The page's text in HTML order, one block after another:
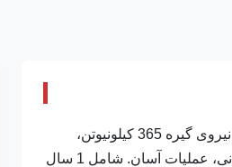
دستگاه قالب گیری دمشی اکستروژن اتوماتیک ANCO برای درام های PP/PE/HDPE/PET 20 لیتری. دارای نیروی گیره 365 کیلونیوتن،
خروجی 280 کیلوگرم در ساعت، PLC میتسوبیشی و پردازش چندین پلاستیک. نکات کلیدی فروش: عمر طولانی، عملیات آسان. شامل 1 سال